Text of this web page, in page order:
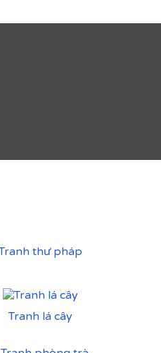
thư pháp
Tranh lá cây